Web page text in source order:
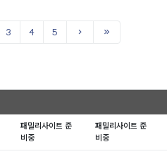
3 4 5
패밀리사이트 준
비중
패밀리사이트 준
비중